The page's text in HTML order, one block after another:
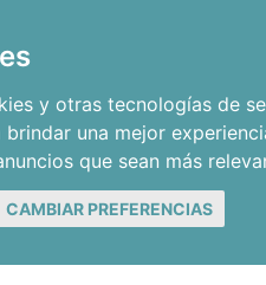
y otras tecnologías de
brindar una mejor
que sean más
CAMBIAR PREFERENCIAS